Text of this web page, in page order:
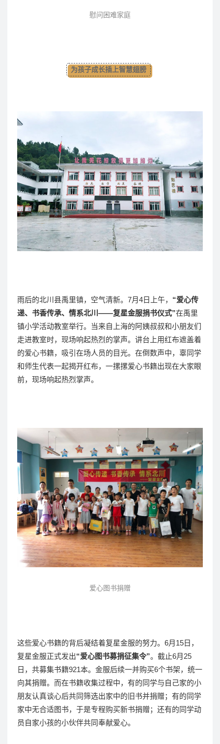
慰问困难家庭
为孩子成长插上智慧翅膀
雨后的北川县禹里镇，空气清新。7月4日上午， “爱心传
递、书香传承、情系北川——复星金服捐书仪式”在禹里
镇小学活动教室举行。当来自上海的阿姨叔叔和小朋友们
走进教室时，现场响起热烈的掌声。讲台上用红布遮盖着
的爱心书籍，吸引在场人员的目光。在倒数声中，辜同学
和师生代表一起揭开红布，一摞摞爱心书籍出现在大家眼
前，现场响起热烈掌声。
爱心图书捐赠
这些爱心书籍的背后凝结着复星金服的努力。6月15日，
复星金服正式发出“爱心图书募捐征集令”。截止6月25
日，共募集书籍921本。金服后续一并购买6个书架，统一
向其捐赠。而在书籍收集过程中，有的同学与自己家的小
朋友认真谈心后共同筛选出家中的旧书并捐赠；有的同学
家中无合适图书，于是专程购买新书捐赠；还有的同学动
员自家小孩的小伙伴共同奉献爱心。